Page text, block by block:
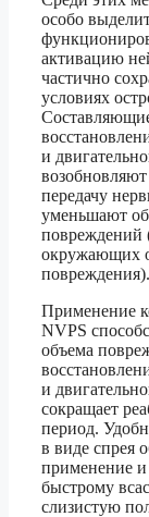
особо
активацию
частично
условиях
и
передачу
уменьшают
повреждений
окружающих
повреждения).
Применение
NVPS
объема
и
сокращает
период.
в виде спрея
применение и
быстрому
слизистую